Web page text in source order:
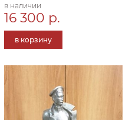
в наличии
16 300 р.
в корзину